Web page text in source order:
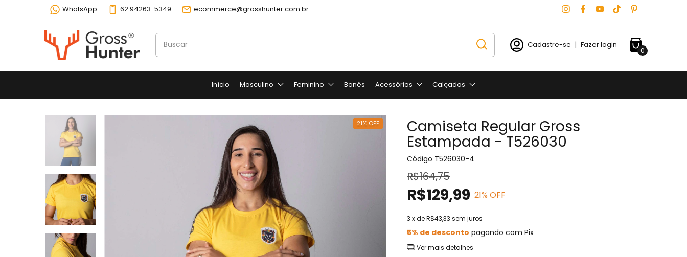
WhatsApp 62 94263-5349 ecommerce@grosshunter.com.br
Cadastre-se | Fazer login
0
Início Masculino Feminino Bonés Acessórios Calçados
21% OFF Camiseta Regular Gross
Estampada - T526030
Código T526030-4
R$164,75
R$129,99 21% OFF
3 x deR$43,33 sem juros
5% de desconto pagando com Pix
Ver mais detalhes